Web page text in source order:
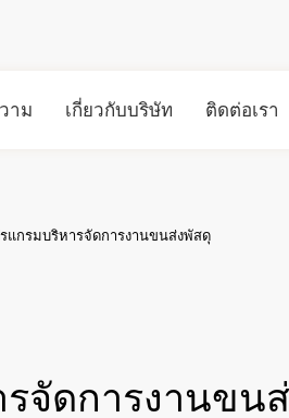
าม เกี่ยวกับบริษัท ติดต่อเรา
แกรมบริหารจัดการงานขนส่งพัสดุ
จัดการงานขน